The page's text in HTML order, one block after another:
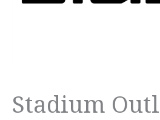
Stadium